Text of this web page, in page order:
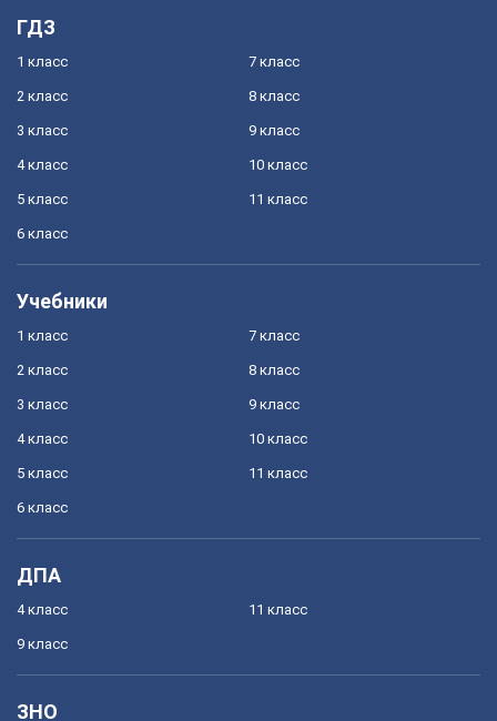
ГДЗ
1 класс
2 класс
3 класс
4 класс
5 класс
6 класс
7 класс
8 класс
9 класс
10 класс
11 класс
Учебники
1 класс
2 класс
3 класс
4 класс
5 класс
6 класс
7 класс
8 класс
9 класс
10 класс
11 класс
ДПА
4 класс
9 класс
11 класс
ЗНО